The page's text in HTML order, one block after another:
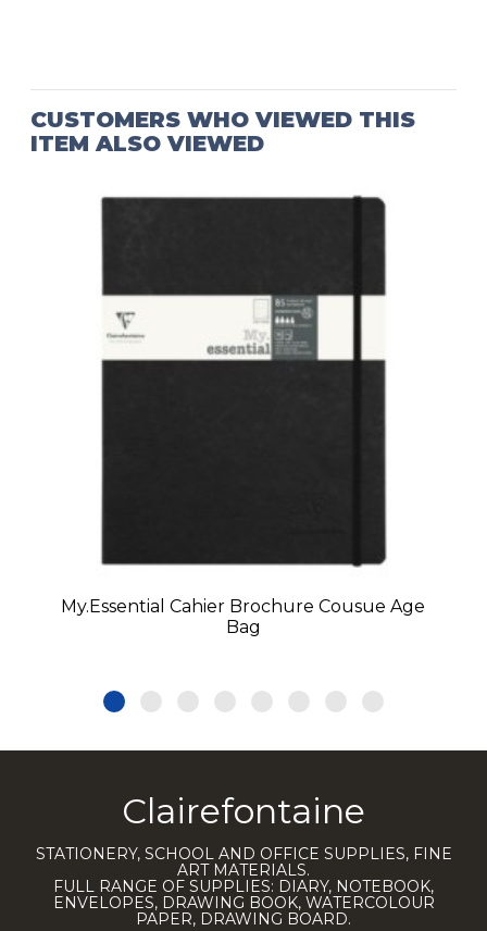
CUSTOMERS WHO VIEWED THIS
ITEM ALSO VIEWED
My.Essential Cahier Brochure Cousue Age
Bag
Clairefontaine
STATIONERY, SCHOOL AND OFFICE SUPPLIES, FINE
ART MATERIALS.
FULL RANGE OF SUPPLIES: DIARY, NOTEBOOK,
ENVELOPES, DRAWING BOOK, WATERCOLOUR
PAPER, DRAWING BOARD.